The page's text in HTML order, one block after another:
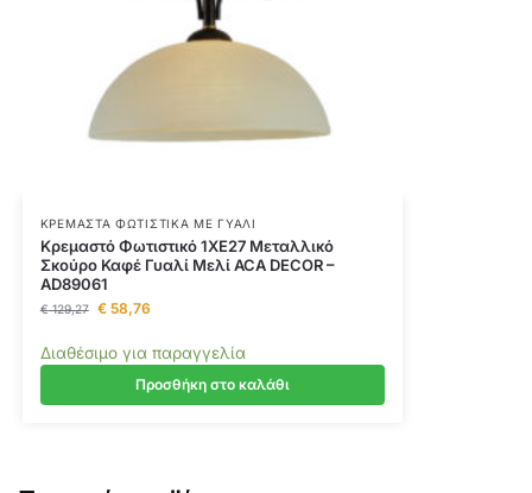
ΚΡΕΜΑΣΤΆ ΦΩΤΙΣΤΙΚΆ ΜΕ ΓΥΑΛΊ
Κρεμαστό Φωτιστικό 1ΧE27 Μεταλλικό
Σκούρο Καφέ Γυαλί Μελί ACA DECOR –
AD89061
€129,27 €58,76
Διαθέσιμο για παραγγελία
Προσθήκη στο καλάθι